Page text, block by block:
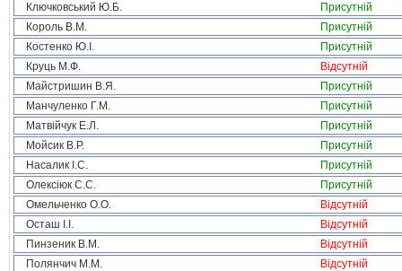
Ключковський Ю.Б.
Присутній
Король В.М.
Присутній
Костенко Ю.І.
Присутній
Круць М.Ф.
Відсутній
Майстришин В.Я.
Присутній
Манчуленко Г.М.
Присутній
Матвійчук Е.Л.
Присутній
Мойсик В.Р.
Присутній
Насалик І.С.
Присутній
Олексіюк С.С.
Присутній
Омельченко О.О.
Відсутній
Осташ І.І.
Відсутній
Пинзеник В.М.
Відсутній
Полянчич М.М.
Відсутній